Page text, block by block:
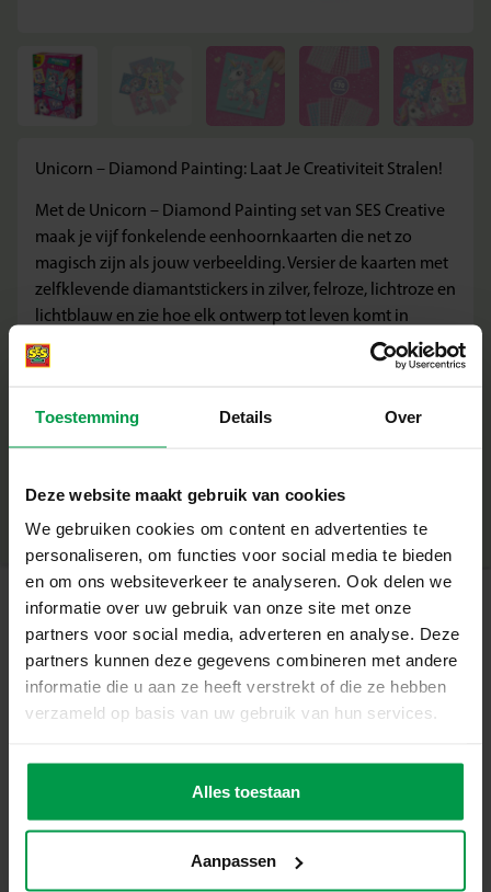
Toestemming Details Over
Deze website maakt gebruik van cookies
We gebruiken cookies om content en advertenties te
personaliseren, om functies voor social media te bieden
en om ons websiteverkeer te analyseren. Ook delen we
informatie over uw gebruik van onze site met onze
partners voor social media, adverteren en analyse. Deze
partners kunnen deze gegevens combineren met andere
informatie die u aan ze heeft verstrekt of die ze hebben
verzameld op basis van uw gebruik van hun services.
Alles toestaan
Aanpassen
Unicorn – Diamond Painting: Laat Je Creativiteit Stralen!
Met de Unicorn – Diamond Painting set van SES Creative
maak je vijf fonkelende eenhoornkaarten die net zo
magisch zijn als jouw verbeelding. Versier de kaarten met
zelfklevende diamantstickers in zilver, felroze, lichtroze en
lichtblauw en zie hoe elk ontwerp tot leven komt in
schitterende kleuren. Perfect voor kinderen vanaf 3 jaar
die houden van glitter en creatief bezig zijn.
Wat deze set geweldig maakt
5 eenhoornkaarten om zelf te versieren
Zelfklevende steentjes – geen lijm nodig
Stimuleert fijne motoriek, concentratie en creativiteit
Resultaat om trots op te zijn of cadeau te geven
Creëer je eigen glitterende meesterwerken
Kinderen plakken de diamantstickers op de aangegeven
plekken van de kaarten en vormen zo kleurrijke patronen.
Het eenvoudige proces zorgt voor ontspanning en
plezier, terwijl het eindresultaat altijd magisch is. De
Inhoud van de set
+
Productnummer
14726
Deel dit product
Gerelateerde producten
Plakkaatverf
3+